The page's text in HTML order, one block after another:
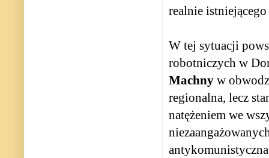
realnie
W tej sytuacji
robotniczych w
Machny w
regionalna, lecz
natężeniem we